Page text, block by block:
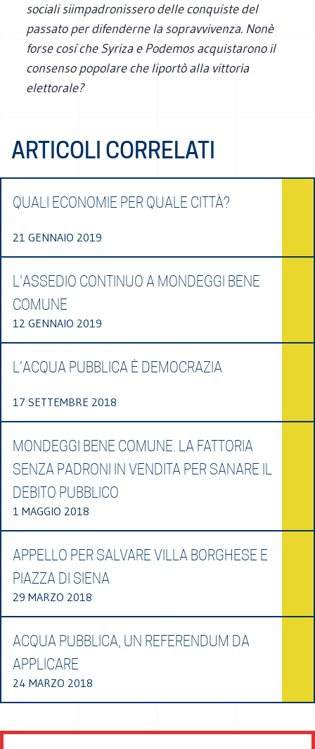
sociali siimpadronissero delle conquiste del
passato per difenderne la sopravvivenza. Nonè
forse cosí che Syriza e Podemos acquistarono il
consenso popolare che liportò alla vittoria
elettorale?
ARTICOLI CORRELATI
QUALI ECONOMIE PER QUALE CITTÀ?
21 GENNAIO 2019
L'ASSEDIO CONTINUO A MONDEGGI BENE
COMUNE
12 GENNAIO 2019
L’ACQUA PUBBLICA È DEMOCRAZIA
17 SETTEMBRE 2018
MONDEGGI BENE COMUNE. LA FATTORIA
SENZA PADRONI IN VENDITA PER SANARE IL
DEBITO PUBBLICO
1 MAGGIO 2018
APPELLO PER SALVARE VILLA BORGHESE E
PIAZZA DI SIENA
29 MARZO 2018
ACQUA PUBBLICA, UN REFERENDUM DA
APPLICARE
24 MARZO 2018